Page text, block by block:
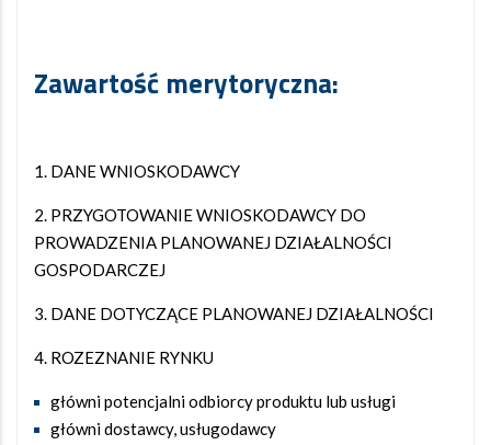
Zawartość merytoryczna:
1. DANE WNIOSKODAWCY
2. PRZYGOTOWANIE WNIOSKODAWCY DO
PROWADZENIA PLANOWANEJ DZIAŁALNOŚCI
GOSPODARCZEJ
3. DANE DOTYCZĄCE PLANOWANEJ DZIAŁALNOŚCI
4. ROZEZNANIE RYNKU
główni potencjalni odbiorcy produktu lub usługi
główni dostawcy, usługodawcy